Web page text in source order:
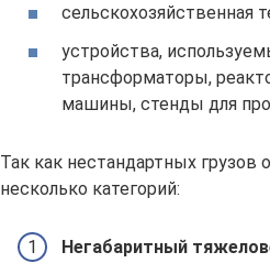
сельскохозяйственная
устройства,
трансформаторы,
машины, стенды для
Так как нестандартных грузов
несколько категорий:
Негабаритный